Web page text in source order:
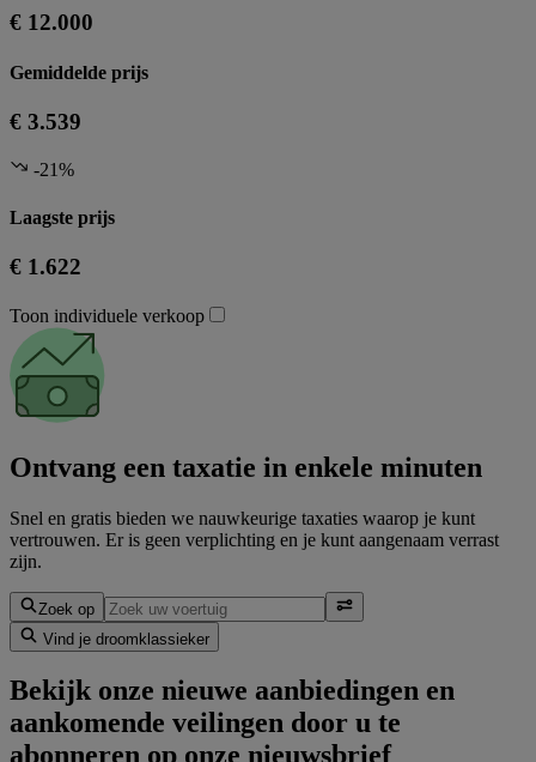
€ 12.000
Gemiddelde prijs
€ 3.539
-21%
Laagste prijs
€ 1.622
Toon individuele verkoop
Ontvang een taxatie in enkele minuten
Snel en gratis bieden we nauwkeurige taxaties waarop je kunt
vertrouwen. Er is geen verplichting en je kunt aangenaam verrast
zijn.
Zoek op
Vind je droomklassieker
Bekijk onze nieuwe aanbiedingen en
aankomende veilingen door u te
abonneren op onze nieuwsbrief